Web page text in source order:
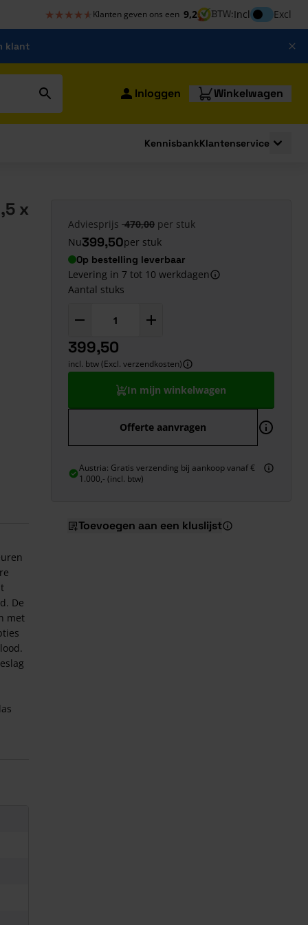
★★★★★
★★★★★ Klanten geven ons een 9,2 BTW:InclInclusief btw
Excl
klant
Inloggen Winkelwagen
KennisbankKlantenservice
x
De
met
Adviesprijs 470,00 per stuk
Nu399,50per stuk
Op bestelling leverbaar
Levering in 7 tot 10 werkdagen
Aantal stuks
399,50
incl. btw (Excl. verzendkosten)
In mijn winkelwagen
Offerte aanvragen
Austria: Gratis verzending bij aankoop vanaf €
1.000,- (incl. btw)
Toevoegen aan een kluslijst